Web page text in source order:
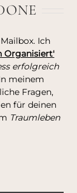
Ich
Organisiert'
erfolgreich
meinem
Fragen,
für deinen
Traumleben